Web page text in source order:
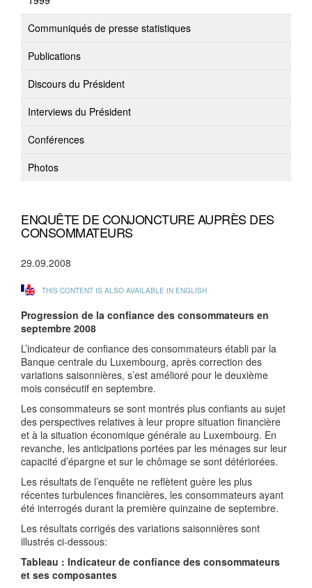
Communiqués de presse statistiques
Publications
Discours du Président
Interviews du Président
Conférences
Photos
ENQUÊTE DE CONJONCTURE AUPRÈS DES
CONSOMMATEURS
29.09.2008
THIS CONTENT IS ALSO AVAILABLE IN ENGLISH
Progression de la confiance des consommateurs en
septembre 2008
L’indicateur de confiance des consommateurs établi par la
Banque centrale du Luxembourg, après correction des
variations saisonnières, s’est amélioré pour le deuxième
mois consécutif en septembre.
Les consommateurs se sont montrés plus confiants au sujet
des perspectives relatives à leur propre situation financière
et à la situation économique générale au Luxembourg. En
revanche, les anticipations portées par les ménages sur leur
capacité d’épargne et sur le chômage se sont détériorées.
Les résultats de l’enquête ne reflètent guère les plus
récentes turbulences financières, les consommateurs ayant
été interrogés durant la première quinzaine de septembre.
Les résultats corrigés des variations saisonnières sont
illustrés ci-dessous:
Tableau : Indicateur de confiance des consommateurs
et ses composantes